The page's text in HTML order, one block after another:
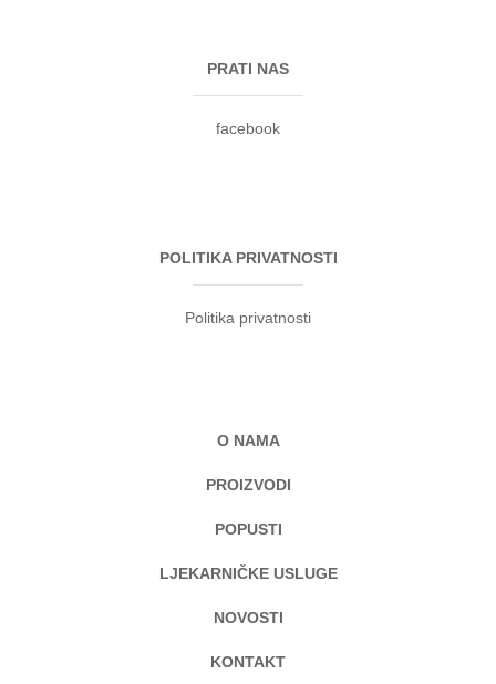
PRATI NAS
facebook
POLITIKA PRIVATNOSTI
Politika privatnosti
O NAMA
PROIZVODI
POPUSTI
LJEKARNIČKE USLUGE
NOVOSTI
KONTAKT